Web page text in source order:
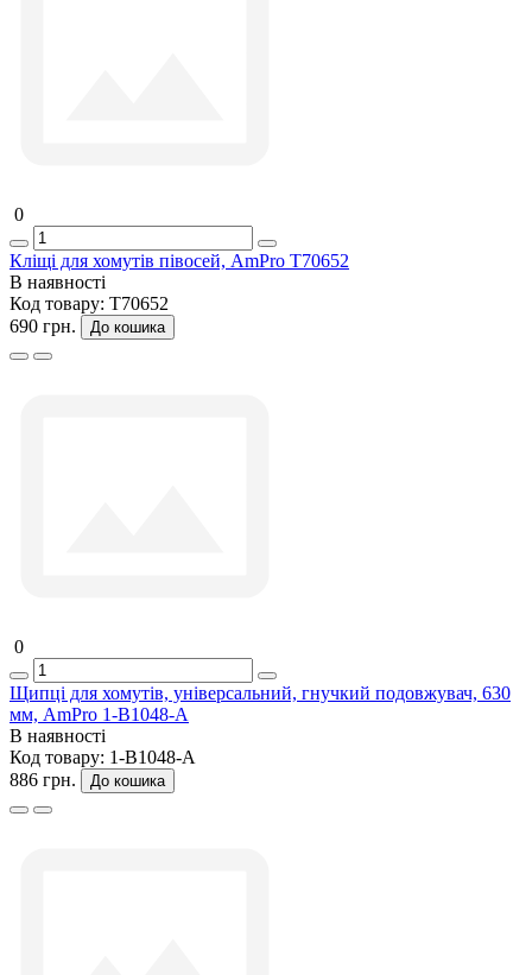
0
Кліщі для хомутів півосей, AmPro T70652
В наявності
Код товару: T70652
690 грн.
До кошика
0
Щипці для хомутів, універсальний, гнучкий подовжувач, 630
мм, AmPro 1-B1048-A
В наявності
Код товару: 1-B1048-A
886 грн.
До кошика